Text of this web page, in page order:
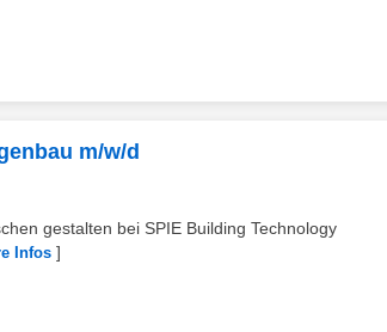
m/w/d
gestalten bei SPIE Building Technology
Infos ]